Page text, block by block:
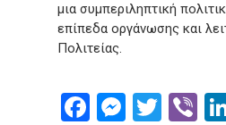
μια συμπεριληπτική
επίπεδα οργάνωσης και
Πολιτείας.
Facebook